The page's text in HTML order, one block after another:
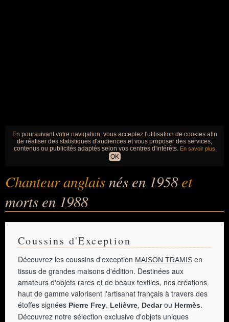
En poursuivant votre navigation, vous acceptez l'utilisation de cookies afin
de réaliser des statistiques d'audiences et vous proposer des services,
contenus ou publicités adaptés selon vos centres d'intérêts. En savoir plus
OK
Chanteur anglaisnés en 1958et
morts en 1988
Coussins d'Exception
Découvrez les coussins d'exception MAISON TRAMIS en
tissus de grandes maisons d'édition. Destinées aux
amateurs d'objets rares et de beaux textiles, nos créations
haut de gamme valorisent l'artisanat français à travers des
étoffes signées Pierre Frey, Lelièvre, Dedarou Hermès.
Découvrez notre sélection exclusive d'objets uniques